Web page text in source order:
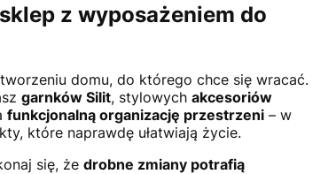
z wyposażeniem do
domu, do którego chce się wracać.
garnków Silit, stylowych akcesoriów
funkcjonalną organizację przestrzeni – w
które naprawdę ułatwiają życie.
się, że drobne zmiany potrafią